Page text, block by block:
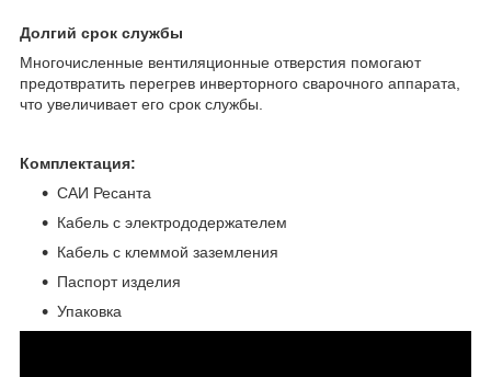
Долгий срок службы
Многочисленные вентиляционные отверстия помогают
предотвратить перегрев инверторного сварочного аппарата,
что увеличивает его срок службы.
Комплектация:
САИ Ресанта
Кабель с электрододержателем
Кабель с клеммой заземления
Паспорт изделия
Упаковка